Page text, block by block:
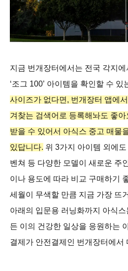
지금 번개장터에서는 전국 각지에
‘조그 100’ 아이템을 확인할 수 있
사이즈가 없다면, 번개장터 앱에
겨찾는 검색어로 등록해놔도 좋
받을 수 있어서 아식스 중고 매물
있답니다. 위 3가지 아이템 외에
벤쳐 등 다양한 모델이 새로운 주
이나 용도에 따라 비교 구매하기
세월이 무색할 만큼 지금 가장 뜨
아래의 입문용 러닝화까지 아식
든 이의 건강한 일상을 응원하는
결제가 안전결제인 번개장터에서